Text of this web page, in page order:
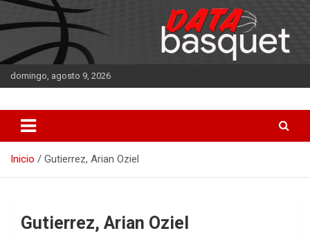
Saltar
al
contenido
domingo, agosto 9, 2026
DATA Basquet
Inicio Gutierrez, Arian Oziel
Gutierrez, Arian Oziel